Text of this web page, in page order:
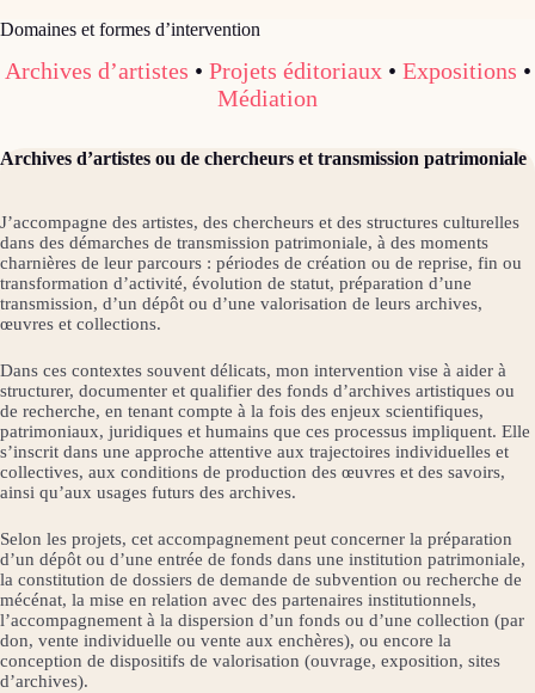
Domaines et formes d’intervention
Archives d’artistes • Projets éditoriaux• Expositions •
Médiation
Archives d’artistes ou de chercheurs et transmission patrimoniale
J’accompagne des artistes, des chercheurs et des structures culturelles
dans des démarches de transmission patrimoniale, à des moments
charnières de leur parcours : périodes de création ou de reprise, fin ou
transformation d’activité, évolution de statut, préparation d’une
transmission, d’un dépôt ou d’une valorisation de leurs archives,
œuvres et collections.
Dans ces contextes souvent délicats, mon intervention vise à aider à
structurer, documenter et qualifier des fonds d’archives artistiques ou
de recherche, en tenant compte à la fois des enjeux scientifiques,
patrimoniaux, juridiques et humains que ces processus impliquent. Elle
s’inscrit dans une approche attentive aux trajectoires individuelles et
collectives, aux conditions de production des œuvres et des savoirs,
ainsi qu’aux usages futurs des archives.
Selon les projets, cet accompagnement peut concerner la préparation
d’un dépôt ou d’une entrée de fonds dans une institution patrimoniale,
la constitution de dossiers de demande de subvention ou recherche de
mécénat, la mise en relation avec des partenaires institutionnels,
l’accompagnement à la dispersion d’un fonds ou d’une collection (par
don, vente individuelle ou vente aux enchères), ou encore la
conception de dispositifs de valorisation (ouvrage, exposition, sites
d’archives).